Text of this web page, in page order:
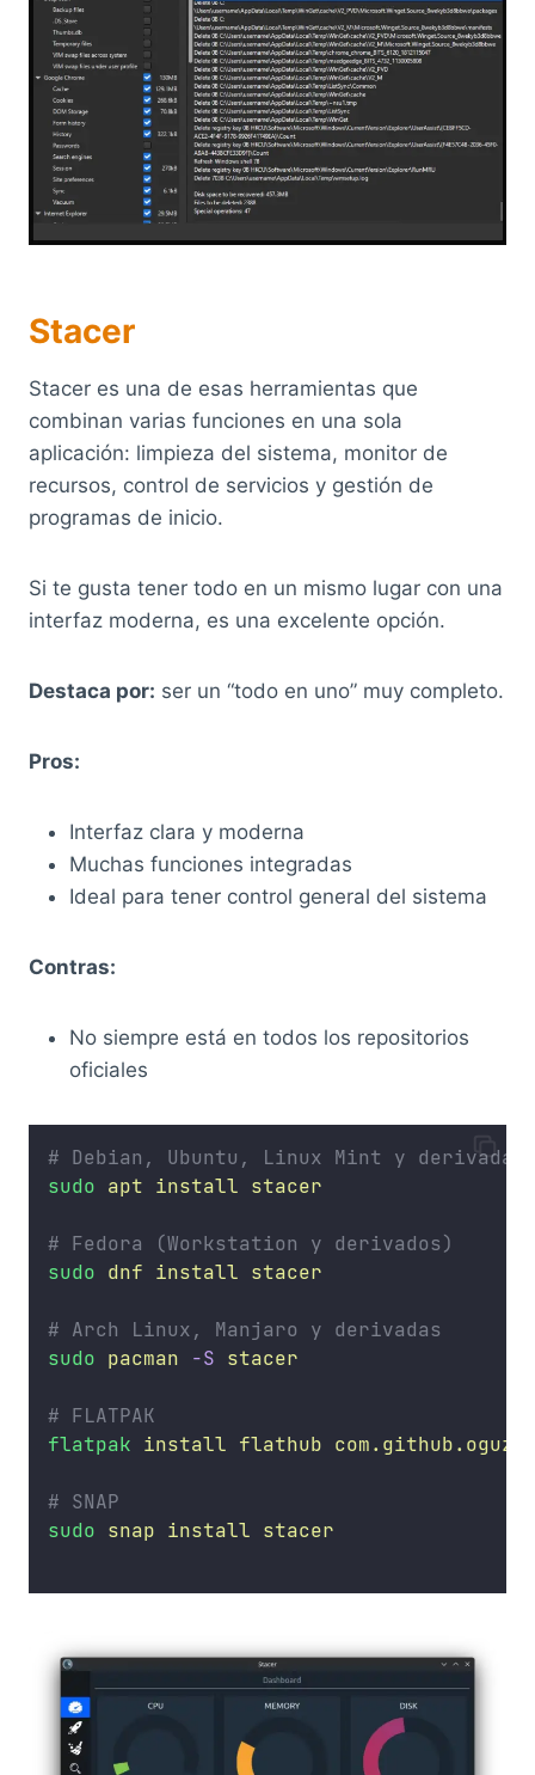
Stacer
Stacer es una de esas herramientas que
combinan varias funciones en una sola
aplicación: limpieza del sistema, monitor de
recursos, control de servicios y gestión de
programas de inicio.
Si te gusta tener todo en un mismo lugar con una
interfaz moderna, es una excelente opción.
Destaca por: ser un “todo en uno” muy completo.
Pros:
Interfaz clara y moderna
Muchas funciones integradas
Ideal para tener control general del sistema
Contras:
No siempre está en todos los repositorios
oficiales
# Debian, Ubuntu, Linux Mint y derivadas
sudo apt install stacer
# Fedora (Workstation y derivados)
sudo dnf install stacer
# Arch Linux, Manjaro y derivadas
sudo pacman -S stacer
# FLATPAK
flatpak install flathub
# SNAP
sudo snap install stacer